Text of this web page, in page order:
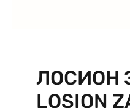
ЛОСИОН
LOSION